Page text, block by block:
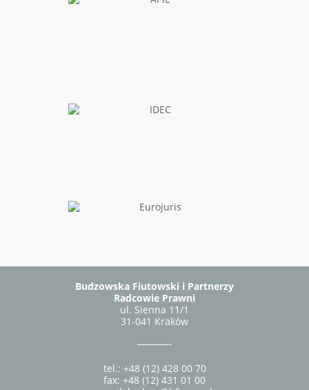
Budzowska Fiutowski i Partnerzy
Radcowie Prawni
ul. Sienna 11/1
31-041 Kraków
tel.: +48 (12) 428 00 70
fax: +48 (12) 431 01 00